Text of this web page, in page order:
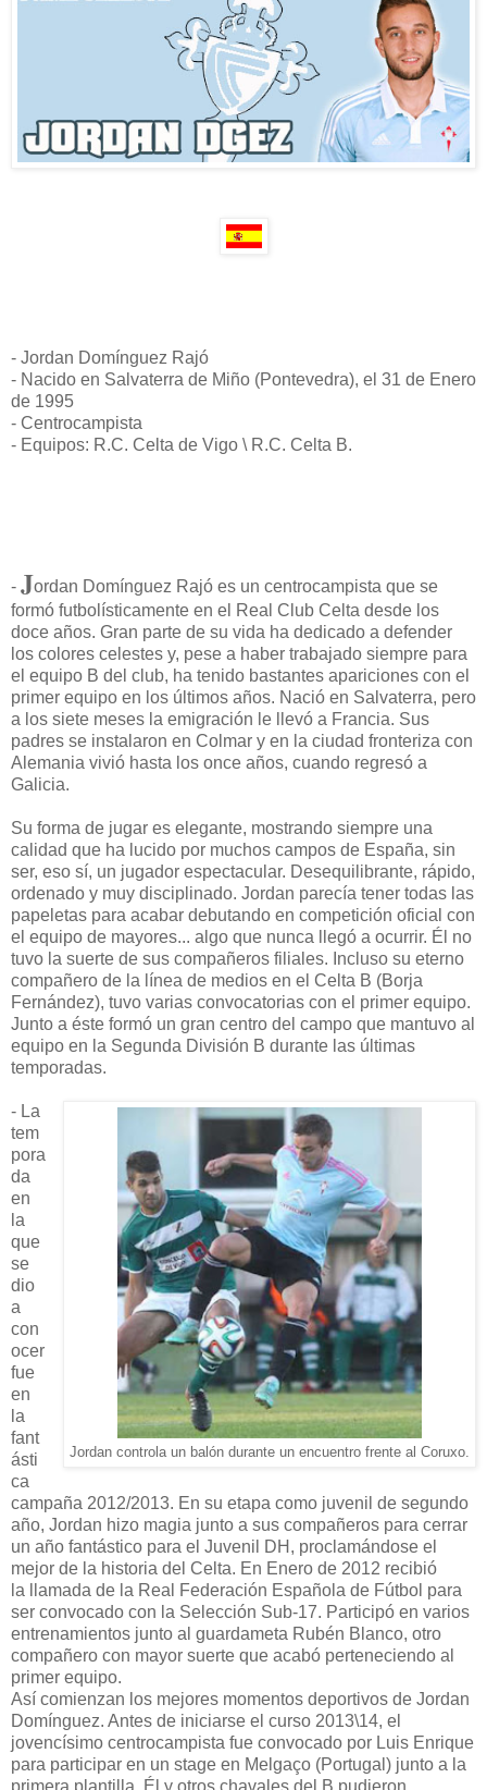
- Jordan Domínguez Rajó
- Nacido en Salvaterra de Miño (Pontevedra), el 31 de Enero
de 1995
- Centrocampista
- Equipos: R.C. Celta de Vigo \ R.C. Celta B.
- Jordan Domínguez Rajó es un centrocampista que se
formó futbolísticamente en el Real Club Celta desde los
doce años. Gran parte de su vida ha dedicado a defender
los colores celestes y, pese a haber trabajado siempre para
el equipo B del club, ha tenido bastantes apariciones con el
primer equipo en los últimos años. Nació en Salvaterra, pero
a los siete meses la emigración le llevó a Francia. Sus
padres se instalaron en Colmar y en la ciudad fronteriza con
Alemania vivió hasta los once años, cuando regresó a
Galicia.
Su forma de jugar es elegante, mostrando siempre una
calidad que ha lucido por muchos campos de España, sin
ser, eso sí, un jugador espectacular. Desequilibrante, rápido,
ordenado y muy disciplinado. Jordan parecía tener todas las
papeletas para acabar debutando en competición oficial con
el equipo de mayores... algo que nunca llegó a ocurrir. Él no
tuvo la suerte de sus compañeros filiales. Incluso su eterno
compañero de la línea de medios en el Celta B (Borja
Fernández), tuvo varias convocatorias con el primer equipo.
Junto a éste formó un gran centro del campo que mantuvo al
equipo en la Segunda División B durante las últimas
temporadas.
Jordan controla un balón durante un encuentro frente al Coruxo.
- La
tem
pora
da
en
la
que
se
dio
a
con
ocer
fue
en
la
fant
ásti
ca
campaña 2012/2013. En su etapa como juvenil de segundo
año, Jordan hizo magia junto a sus compañeros para cerrar
un año fantástico para el Juvenil DH, proclamándose el
mejor de la historia del Celta. En Enero de 2012 recibió
la llamada de la Real Federación Española de Fútbol para
ser convocado con la Selección Sub-17. Participó en varios
entrenamientos junto al guardameta Rubén Blanco, otro
compañero con mayor suerte que acabó perteneciendo al
primer equipo.
Así comienzan los mejores momentos deportivos de Jordan
Domínguez. Antes de iniciarse el curso 2013\14, el
jovencísimo centrocampista fue convocado por Luis Enrique
para participar en un stage en Melgaço (Portugal) junto a la